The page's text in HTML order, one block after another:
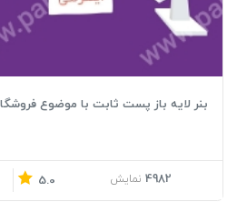
بنر لایه باز پست ثابت با موضوع
4982 نمایش 5.0